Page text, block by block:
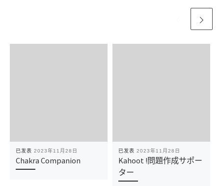
已发表 2023年11月28日
Chakra Companion
已发表 2023年11月28日
Kahoot !問題作成サポー
ター